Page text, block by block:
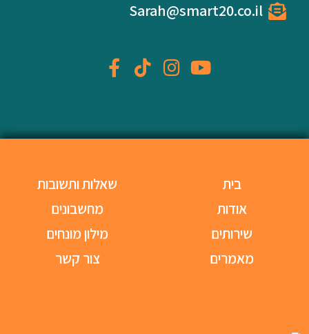
Sarah@smart20.co.il
בית
אודות
שירותים
מאמרים
שאלות ותשובות
מחשבונים
מילון מונחים
צור קשר